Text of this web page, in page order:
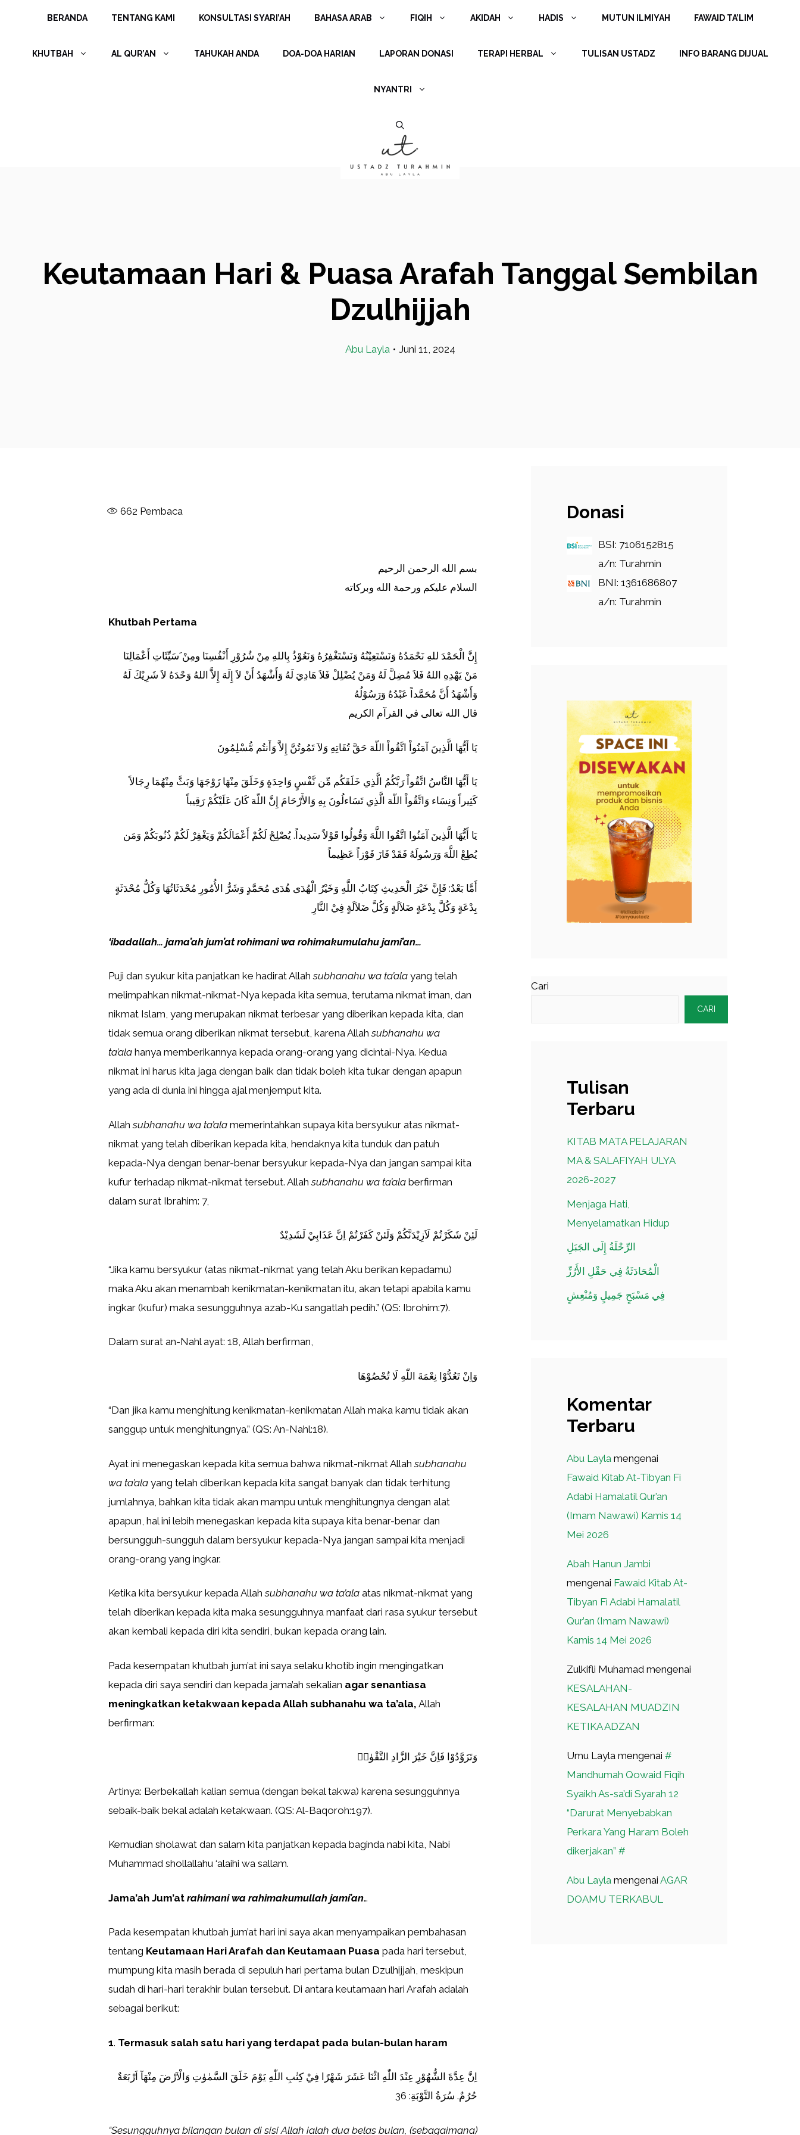
BERANDA TENTANG KAMI KONSULTASI SYARI’AH BAHASA ARAB FIQIH AKIDAH HADIS MUTUN ILMIYAH FAWAID TA’LIM
KHUTBAH AL QUR’AN TAHUKAH ANDA DOA-DOA HARIAN LAPORAN DONASI TERAPI HERBAL TULISAN USTADZ INFO BARANG DIJUAL
NYANTRI
Keutamaan Hari & Puasa Arafah Tanggal Sembilan
Dzulhijjah
Abu Layla • Juni 11, 2024
662 Pembaca
بسم الله الرحمن الرحيم
السلام عليكم ورحمة الله وبركاته
Khutbah Pertama
إِنَّ الْحَمْدَ للهِ نَحْمَدُهُ وَنَسْتَعِيْنُهُ وَنَسْتَغْفِرُهُ وَنَعُوْذُ بِاللهِ مِنْ شُرُوْرِ أَنْفُسِنَا ومِنْ َسَيِّئَاتِ أَعْمَالِنَا
مَنْ يَهْدِهِ اللهُ فَلاَ مُضِلَّ لَهُ وَمَنْ يُضْلِلْ فَلاَ هَادِيَ لَهُ وَأَشْهَدُ أَنْ لاَ إِلَهَ إِلاَّ اللهُ وَحْدَهُ لاَ شَرِيْكَ لَهُ
وَأَشْهَدُ أَنَّ مُحَمَّداً عَبْدُهُ وَرَسُوْلُهُ
قال الله تعالى في القرآم الكريم
يَا أَيُّهَا الَّذِينَ آمَنُواْ اتَّقُواْ اللّهَ حَقَّ تُقَاتِهِ وَلاَ تَمُوتُنَّ إِلاَّ وَأَنتُم مُّسْلِمُونَ
يَا أَيُّهَا النَّاسُ اتَّقُواْ رَبَّكُمُ الَّذِي خَلَقَكُم مِّن نَّفْسٍ وَاحِدَةٍ وَخَلَقَ مِنْهَا زَوْجَهَا وَبَثَّ مِنْهُمَا رِجَالاً
كَثِيراً وَنِسَاء وَاتَّقُواْ اللّهَ الَّذِي تَسَاءلُونَ بِهِ وَالأَرْحَامَ إِنَّ اللّهَ كَانَ عَلَيْكُمْ رَقِيباً
يَا أَيُّهَا الَّذِينَ آمَنُوا اتَّقُوا اللَّهَ وَقُولُوا قَوْلاً سَدِيداً. يُصْلِحْ لَكُمْ أَعْمَالَكُمْ وَيَغْفِرْ لَكُمْ ذُنُوبَكُمْ وَمَن
يُطِعْ اللَّهَ وَرَسُولَهُ فَقَدْ فَازَ فَوْزاً عَظِيماً
أَمَّا بَعْدُ: فَإِنَّ خَيْرَ الْحَدِيثِ كِتَابُ اللَّهِ وَخَيْرُ الْهُدَى هُدَى مُحَمَّدٍ وَشَرُّ الأُمُورِ مُحْدَثَاتُهَا وَكُلُّ مُحْدَثَةٍ
بِدْعَةٍ وَكُلَّ بِدْعَةٍ ضَلاَلَةٍ وَكُلَّ ضَلاَلَةٍ فِيْ النَّارِ
‘ibadallah… jama’ah jum’at rohimani wa rohimakumulahu jami’an…
Puji dan syukur kita panjatkan ke hadirat Allahsubhanahu wa ta’ala yang telah
melimpahkan nikmat-nikmat-Nya kepada kita semua, terutama nikmat iman, dan
nikmat Islam, yang merupakan nikmat terbesar yang diberikan kepada kita, dan
tidak semua orang diberikan nikmat tersebut, karena Allahsubhanahu wa
ta’ala hanya memberikannya kepada orang-orang yang dicintai-Nya. Kedua
nikmat ini harus kita jaga dengan baik dan tidak boleh kita tukar dengan apapun
yang ada di dunia ini hingga ajal menjemput kita.
Allahsubhanahu wa ta’ala memerintahkan supaya kita bersyukur atas nikmat-
nikmat yang telah diberikan kepada kita, hendaknya kita tunduk dan patuh
kepada-Nya dengan benar-benar bersyukur kepada-Nya dan jangan sampai kita
kufur terhadap nikmat-nikmat tersebut. Allahsubhanahu wa ta’ala berfirman
dalam surat Ibrahim: 7,
لَئِنْ شَكَرْتُمْ لَاَزِيْدَنَّكُمْ وَلَئنْ كَفَرْتُمْ اِنَّ عَذَابِيْ لَشَدِيْدٌ
“Jika kamu bersyukur (atas nikmat-nikmat yang telah Aku berikan kepadamu)
maka Aku akan menambah kenikmatan-kenikmatan itu, akan tetapi apabila kamu
ingkar (kufur) maka sesungguhnya azab-Ku sangatlah pedih.” (QS: Ibrohim:7).
Dalam surat an-Nahl ayat: 18, Allah berfirman,
وَاِنْ تَعُدُّوْا نِعْمَةَ اللّٰهِ لَا تُحْصُوْهَا
“Dan jika kamu menghitung kenikmatan-kenikmatan Allah maka kamu tidak akan
sanggup untuk menghitungnya.” (QS: An-Nahl:18).
Ayat ini menegaskan kepada kita semua bahwa nikmat-nikmat Allahsubhanahu
wa ta’ala yang telah diberikan kepada kita sangat banyak dan tidak terhitung
jumlahnya, bahkan kita tidak akan mampu untuk menghitungnya dengan alat
apapun, hal ini lebih menegaskan kepada kita supaya kita benar-benar dan
bersungguh-sungguh dalam bersyukur kepada-Nya jangan sampai kita menjadi
orang-orang yang ingkar.
Ketika kita bersyukur kepada Allahsubhanahu wa ta’ala atas nikmat-nikmat yang
telah diberikan kepada kita maka sesungguhnya manfaat dari rasa syukur tersebut
akan kembali kepada diri kita sendiri, bukan kepada orang lain.
Pada kesempatan khutbah jum’at ini saya selaku khotib ingin mengingatkan
kepada diri saya sendiri dan kepada jama’ah sekalian agar senantiasa
meningkatkan ketakwaan kepada Allah subhanahu wa ta’ala, Allah
berfirman:
وَتَزَوَّدُوْا فَاِنَّ خَيْرَ الزَّادِ التَّقْوٰىۖ
Artinya: Berbekallah kalian semua (dengan bekal takwa) karena sesungguhnya
sebaik-baik bekal adalah ketakwaan. (QS: Al-Baqoroh:197).
Kemudian sholawat dan salam kita panjatkan kepada baginda nabi kita, Nabi
Muhammad shollallahu ‘alaihi wa sallam.
Jama’ah Jum’at rahimani wa rahimakumullah jami’an…
Pada kesempatan khutbah jum’at hari ini saya akan menyampaikan pembahasan
tentang Keutamaan Hari Arafah dan Keutamaan Puasa pada hari tersebut,
mumpung kita masih berada di sepuluh hari pertama bulan Dzulhijjah, meskipun
sudah di hari-hari terakhir bulan tersebut. Di antara keutamaan hari Arafah adalah
sebagai berikut:
1. Termasuk salah satu hari yang terdapat pada bulan-bulan haram
اِنَّ عِدَّةَ الشُّهُوْرِ عِنْدَ اللّٰهِ اثْنَا عَشَرَ شَهْرًا فِيْ كِتٰبِ اللّٰهِ يَوْمَ خَلَقَ السَّمٰوٰتِ وَالْاَرْضَ مِنْهَآ اَرْبَعَةٌ
حُرُمٌ. سُرَةُ التَّوْبَةِ: 36
“Sesungguhnya bilangan bulan di sisi Allah ialah dua belas bulan, (sebagaimana)
Donasi
BSI: 7106152815
a/n: Turahmin
BNI: 1361686807
a/n: Turahmin
Cari
CARI
Tulisan
Terbaru
KITAB MATA PELAJARAN
MA & SALAFIYAH ULYA
2026-2027
Menjaga Hati,
Menyelamatkan Hidup
الرِّحْلَةُ إِلَى الجَبَلِ
الْمُحَادَثَةُ فِي حَقْلِ الأَرُزِّ
فِي مَسْبَحٍ جَمِيلٍ وَمُنْعِشٍ
Komentar
Terbaru
Abu Layla mengenai
Fawaid Kitab At-Tibyan Fi
Adabi Hamalatil Qur’an
(Imam Nawawi) Kamis 14
Mei 2026
Abah Hanun Jambi
mengenai Fawaid Kitab At-
Tibyan Fi Adabi Hamalatil
Qur’an (Imam Nawawi)
Kamis 14 Mei 2026
Zulkifli Muhamad mengenai
KESALAHAN-
KESALAHAN MUADZIN
KETIKA ADZAN
Umu Layla mengenai #
Mandhumah Qowaid Fiqih
Syaikh As-sa’di Syarah 12
“Darurat Menyebabkan
Perkara Yang Haram Boleh
dikerjakan” #
Abu Layla mengenai AGAR
DOAMU TERKABUL